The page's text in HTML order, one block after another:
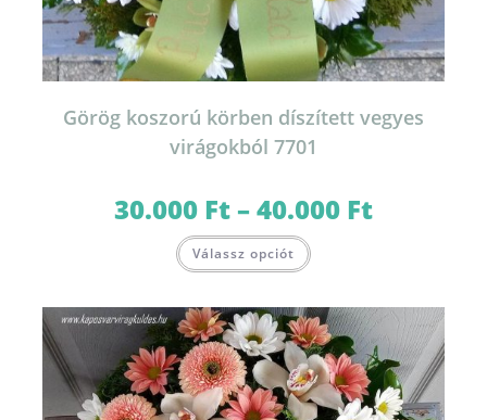
Görög koszorú körben díszített vegyes
virágokból 7701
30.000 Ft–40.000 Ft30.000 Ft
Válassz opciót a
variációja
van.
A
változatok
a
termékoldalon
választhatók
ki